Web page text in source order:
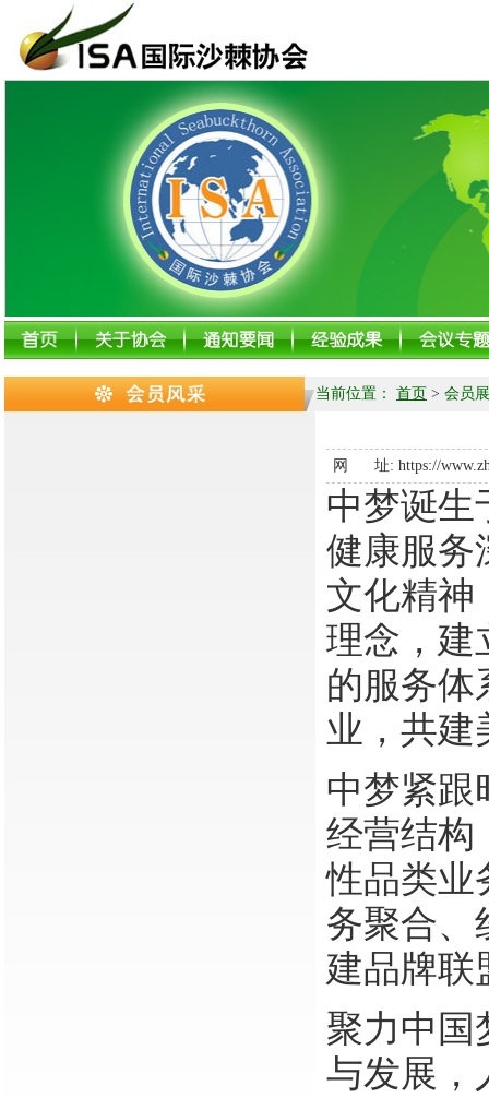
当前位置： 首页 > 会员
网 址: https://
中梦诞生
健康服务
文化精神
理念，建
的服务体
业，共建
中梦紧跟
经营结构
性品类业
务聚合、
建品牌联
聚力中国
与发展，